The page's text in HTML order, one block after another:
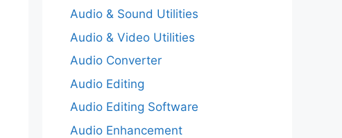
Audio & Sound Utilities
Audio & Video Utilities
Audio Converter
Audio Editing
Audio Editing Software
Audio Enhancement